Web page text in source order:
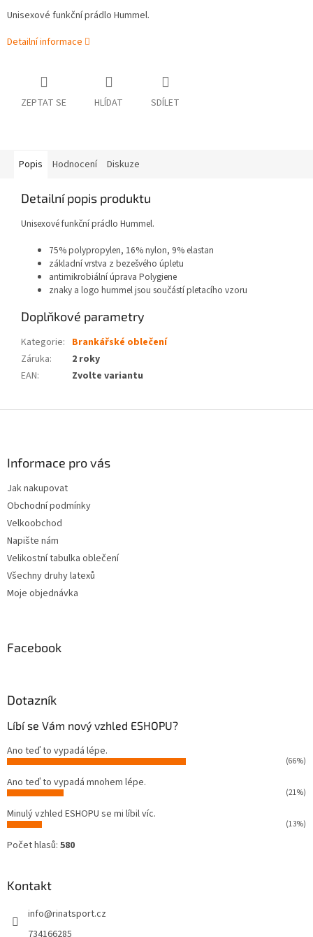
Unisexové funkční prádlo Hummel.
Detailní informace
ZEPTAT SE HLÍDAT SDÍLET
Popis Hodnocení Diskuze
Detailní popis produktu
Unisexové funkční prádlo Hummel.
75% polypropylen, 16% nylon, 9% elastan
základní vrstva z bezešvého úpletu
antimikrobiální úprava Polygiene
znaky a logo hummel jsou součástí pletacího vzoru
Doplňkové parametry
Kategorie: Brankářské oblečení
Záruka:
2 roky
EAN: Zvolte variantu
Informace pro vás
Jak nakupovat
Obchodní podmínky
Velkoobchod
Napište nám
Velikostní tabulka oblečení
Všechny druhy latexů
Moje objednávka
Facebook
Dotazník
Líbí se Vám nový vzhled ESHOPU?
Ano teď to vypadá lépe.
(66%)
Ano teď to vypadá mnohem lépe.
(21%)
Minulý vzhled ESHOPU se mi líbil víc.
(13%)
Počet hlasů: 580
Kontakt
info@rinatsport.cz